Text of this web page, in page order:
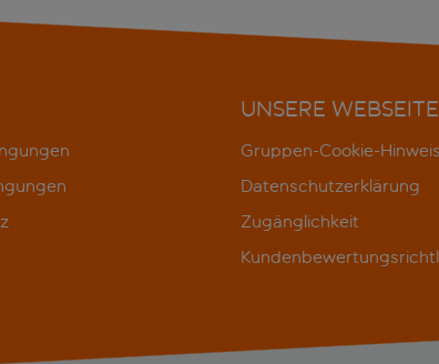
UNSERE WEBSEITE
Gruppen-Cookie-Hinweis
Datenschutzerklärung
Zugänglichkeit